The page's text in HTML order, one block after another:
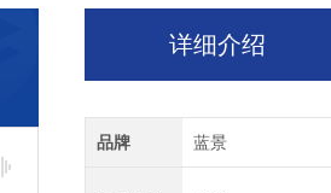
详细介绍
品牌 蓝景